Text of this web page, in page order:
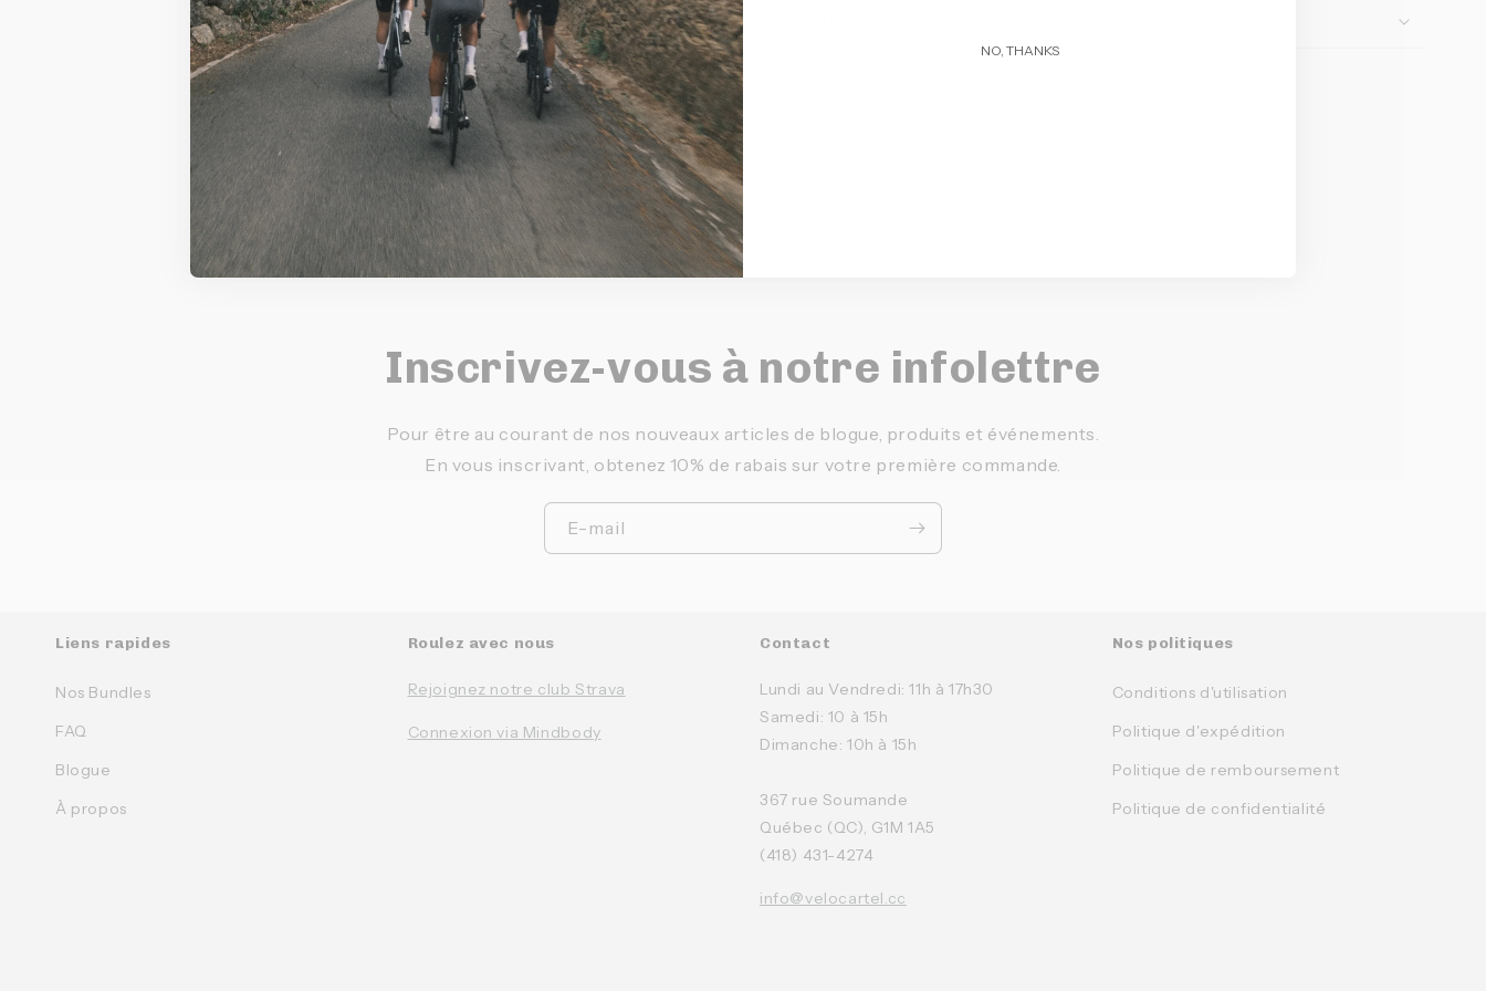
Inscrivez-vous à notre infolettre
Pour être au courant de nos nouveaux articles de blogue, produits et événements.
En vous inscrivant, obtenez 10% de rabais sur votre première commande.
E-mail
Liens rapides
Nos Bundles
FAQ
Blogue
À propos
Roulez avec nous
Rejoignez notre club Strava
Connexion via Mindbody
Contact
Lundi au Vendredi: 11h à 17h30
Samedi: 10 à 15h
Dimanche: 10h à 15h
367 rue Soumande
Québec (QC), G1M 1A5
(418) 431-4274
info@velocartel.cc
Nos politiques
Conditions d'utilisation
Politique d'expédition
Politique de remboursement
Politique de confidentialité
NO, THANKS